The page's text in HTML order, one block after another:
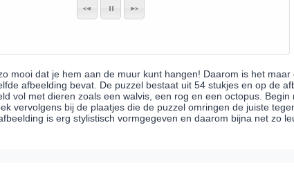
mooi dat je hem aan de muur kunt hangen! Daarom is het
afbeelding bevat. De puzzel bestaat uit 54 stukjes en op de
vol met dieren zoals een walvis, een rog en een octopus.
vervolgens bij de plaatjes die de puzzel omringen de juiste
is erg stylistisch vormgegeven en daarom bijna net zo